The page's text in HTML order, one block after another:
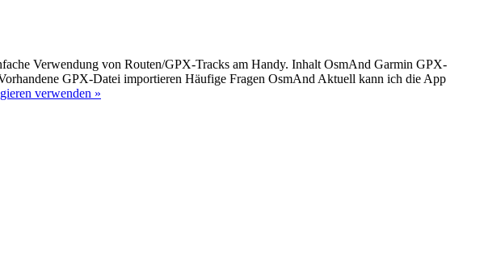
Verwendung von Routen/GPX-Tracks am Handy. Inhalt OsmAnd Garmin GPX-
GPX-Datei importieren Häufige Fragen OsmAnd Aktuell kann ich die App
verwenden »